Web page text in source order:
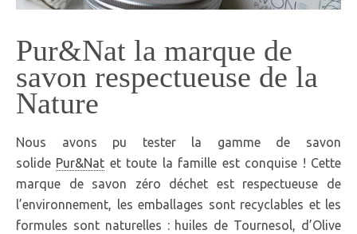
Pur&Nat la marque de
savon respectueuse de la
Nature
Nous avons pu tester la gamme de savon
solide Pur&Nat et toute la famille est conquise ! Cette
marque de savon zéro déchet est respectueuse de
l’environnement, les emballages sont recyclables et les
formules sont naturelles : huiles de Tournesol, d’Olive